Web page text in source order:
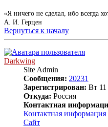
«Я ничего не сделал, ибо всегда
А. И. Герцен
Вернуться к началу
Darkwing
Site Admin
Сообщения: 20231
Зарегистрирован: Вт 11
Откуда: Россия
Контактная
Контактная информация
Сайт